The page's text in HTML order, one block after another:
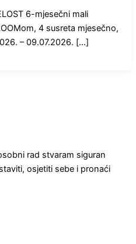
6-mjesečni mali
4 susreta mjesečno,
– 09.07.2026. […]
rad stvaram siguran
osjetiti sebe i pronaći